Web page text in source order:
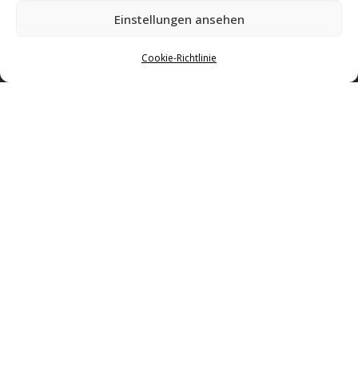
Einstellungen ansehen
Cookie-Richtlinie